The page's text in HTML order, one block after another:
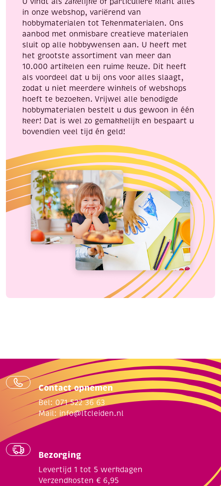
30.5
cm,
vel,
purple
iris
aantal
Christmas
in onze webshop, variërend van
hobbymaterialen tot Tekenmaterialen. Ons
aanbod met onmisbare creatieve materialen
sluit op alle hobbywensen aan. U heeft met
het grootste assortiment van meer dan
10.000 artikelen een ruime keuze. Dit heeft
als voordeel dat u bij ons voor alles slaagt,
zodat u niet meerdere winkels of webshops
hoeft te bezoeken. Vrijwel alle benodigde
hobbymaterialen bestelt u dus gewoon in één
keer! Dat is wel zo gemakkelijk en bespaart u
bovendien veel tijd én geld!
Contact opnemen
Bel: 071 522 36 63
Mail: info@ltcleiden.nl
Bezorging
Levertijd 1 tot 5 werkdagen
Verzendkosten € 6,95